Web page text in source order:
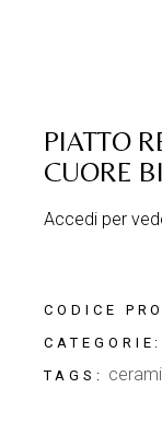
PIATTO
CUORE
Accedi per
CODICE
CATEGORIE:
TAGS: